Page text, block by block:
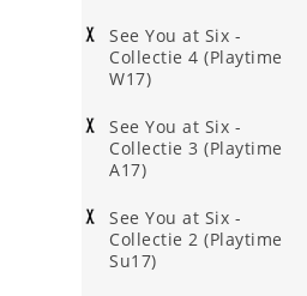
See You at Six -
Collectie 4 (Playtime
W17)
See You at Six -
Collectie 3 (Playtime
A17)
See You at Six -
Collectie 2 (Playtime
Su17)